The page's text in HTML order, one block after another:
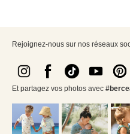
Rejoignez-nous sur nos réseaux
Et partagez vos photos avec